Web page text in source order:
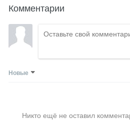
Комментарии
Новые
Никто ещё не оставил